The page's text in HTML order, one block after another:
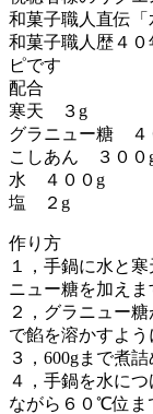
和菓子職人直伝
和菓子職人歴４
ピです
配合
寒天 ３g
グラニュー糖 ４
こしあん ３００
水 ４００g
塩 ２g
作り方
１，手鍋に水と
ニュー糖を加えま
２，グラニュー
で餡を溶かすよ
３，600gまで煮
４，手鍋を水に
ながら６０℃位ま